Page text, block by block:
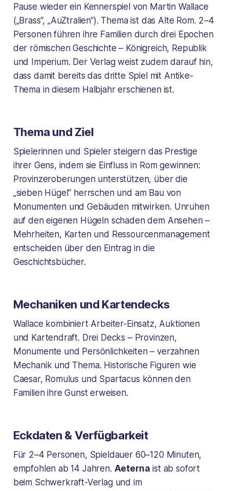
Pause wieder ein Kennerspiel von Martin Wallace
(„Brass“, „AuZtralien“). Thema ist das Alte Rom. 2–4
Personen führen ihre Familien durch drei Epochen
der römischen Geschichte – Königreich, Republik
und Imperium. Der Verlag weist zudem darauf hin,
dass damit bereits das dritte Spiel mit Antike-
Thema in diesem Halbjahr erschienen ist.
Thema und Ziel
Spielerinnen und Spieler steigern das Prestige
ihrer Gens, indem sie Einfluss in Rom gewinnen:
Provinzeroberungen unterstützen, über die
„sieben Hügel“ herrschen und am Bau von
Monumenten und Gebäuden mitwirken. Unruhen
auf den eigenen Hügeln schaden dem Ansehen –
Mehrheiten, Karten und Ressourcenmanagement
entscheiden über den Eintrag in die
Geschichtsbücher.
Mechaniken und Kartendecks
Wallace kombiniert Arbeiter-Einsatz, Auktionen
und Kartendraft. Drei Decks – Provinzen,
Monumente und Persönlichkeiten – verzahnen
Mechanik und Thema. Historische Figuren wie
Caesar, Romulus und Spartacus können den
Familien ihre Gunst erweisen.
Eckdaten & Verfügbarkeit
Für 2–4 Personen, Spieldauer 60–120 Minuten,
empfohlen ab 14 Jahren. Aeterna ist ab sofort
beim Schwerkraft-Verlag und im